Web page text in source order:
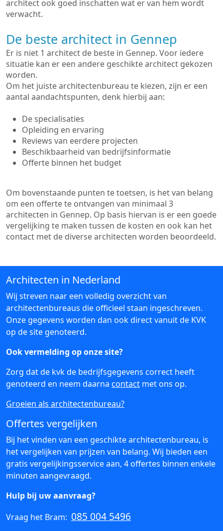
architect ook goed inschatten wat er van hem wordt
verwacht.
De beste architect in Gennep
Er is niet 1 architect de beste in Gennep. Voor iedere
situatie kan er een andere geschikte architect gekozen
worden.
Om het juiste architectenbureau te kiezen, zijn er een
aantal aandachtspunten, denk hierbij aan:
De specialisaties
Opleiding en ervaring
Reviews van eerdere projecten
Beschikbaarheid van bedrijfsinformatie
Offerte binnen het budget
Om bovenstaande punten te toetsen, is het van belang
om een offerte te ontvangen van minimaal 3
architecten in Gennep. Op basis hiervan is er een goede
vergelijking te maken tussen de kosten en ook kan het
contact met de diverse architecten worden beoordeeld.
Architecten in Nederland
Wij streven naar een volledig overzicht van
architectenbureaus die officieel staan ingeschreven.
Onze gegevens worden dan ook direct vanuit de KVK
op de site genoteerd.
Ook vermelding op onze site?
Zorg dat de kvk de bedrijfsgegevens correct heeft
genoteerd en neem daarna contact met ons op.
Groeien als architectenbureau?
Offertes vergelijken
Bij het vinden van een geschikte architectenbureau, is
het vergelijken van prijzen van belang. Wij bieden een
gratis vergelijkingsservice aan, 4 offertes binnen enkele
minuten aangevraagd.
Hulp bij uw aanvraag?
Vraag het Bram: 085 004 5496